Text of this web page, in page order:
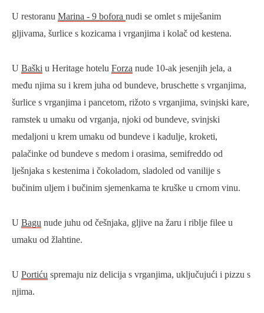
U restoranu Marina - 9 bofora nudi se omlet s miješanim
gljivama, šurlice s kozicama i vrganjima i kolač od kestena.
U Baški u Heritage hotelu Forza nude 10-ak jesenjih jela, a
među njima su i krem juha od bundeve, bruschette s vrganjima,
šurlice s vrganjima i pancetom, rižoto s vrganjima, svinjski kare,
ramstek u umaku od vrganja, njoki od bundeve, svinjski
medaljoni u krem umaku od bundeve i kadulje, kroketi,
palačinke od bundeve s medom i orasima, semifreddo od
lješnjaka s kestenima i čokoladom, sladoled od vanilije s
bučinim uljem i bučinim sjemenkama te kruške u crnom vinu.
U Bagu nude juhu od češnjaka, gljive na žaru i riblje filee u
umaku od žlahtine.
U Portiću spremaju niz delicija s vrganjima, uključujući i pizzu s
njima.